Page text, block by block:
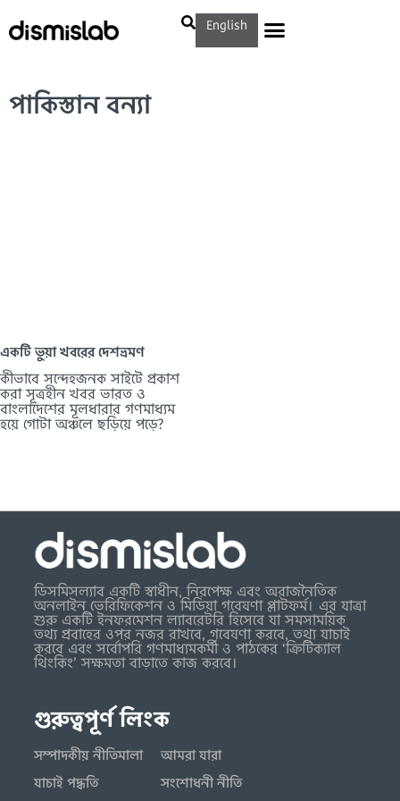
English
পাকিস্তান বন্যা
একটি ভুয়া খবরের দেশভ্রমণ
কীভাবে সন্দেহজনক সাইটে প্রকাশ
করা সূত্রহীন খবর ভারত ও
বাংলাদেশের মূলধারার গণমাধ্যম
হয়ে গোটা অঞ্চলে ছড়িয়ে পড়ে?
ডিসমিসল্যাব একটি স্বাধীন, নিরপেক্ষ এবং অরাজনৈতিক
অনলাইন ভেরিফিকেশন ও মিডিয়া গবেষণা প্লাটফর্ম। এর যাত্রা
শুরু একটি ইনফরমেশন ল্যাবরেটরি হিসেবে যা সমসাময়িক
তথ্য প্রবাহের ওপর নজর রাখবে, গবেষণা করবে, তথ্য যাচাই
করবে এবং সর্বোপরি গণমাধ্যমকর্মী ও পাঠকের ‘ক্রিটিক্যাল
থিংকিং’ সক্ষমতা বাড়াতে কাজ করবে।
গুরুত্বপূর্ণ লিংক
সম্পাদকীয় নীতিমালা
যাচাই পদ্ধতি
আমরা যারা
সংশোধনী নীতি